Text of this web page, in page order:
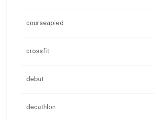
courseapied
crossfit
debut
decathlon